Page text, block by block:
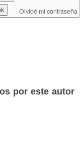
por este autor
Olvidé mi contraseña